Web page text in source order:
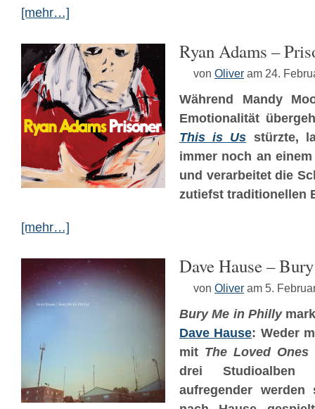
[mehr…]
Ryan Adams –
von Oliver am 24.
Während Mandy
Emotionalität
This is Us stürzte,
immer noch an
und verarbeitet die
zutiefst traditionellen
[mehr…]
Dave Hause –
von Oliver am 5.
Bury Me in Philly
Dave Hause: Weder
mit The Loved Ones
drei Studioalben
aufregender